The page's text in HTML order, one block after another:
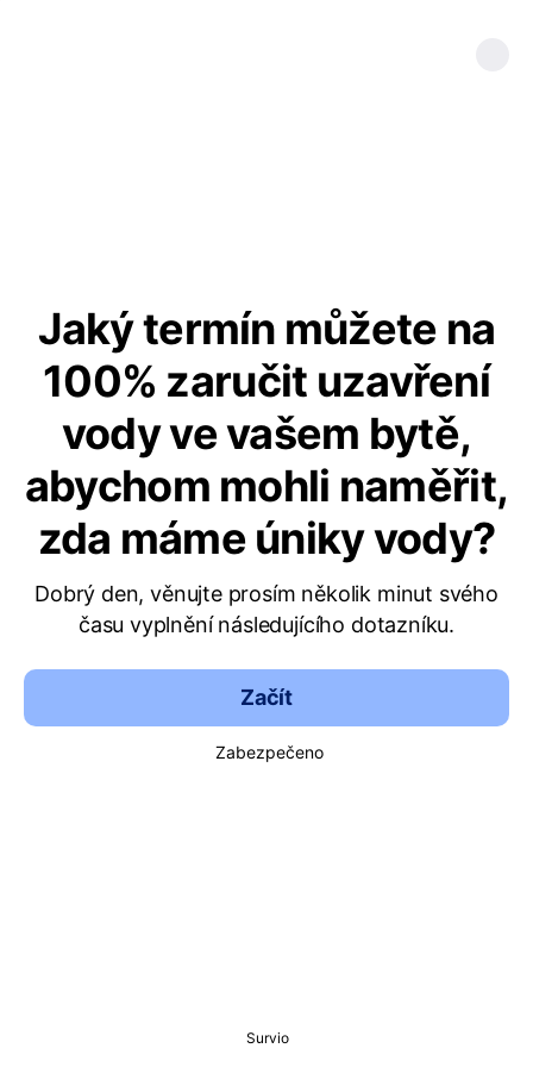
Jaký termín můžete na
100% zaručit uzavření
vody ve vašem bytě,
abychom mohli naměřit,
zda máme úniky vody?
Dobrý den, věnujte prosím několik minut svého
času vyplnění následujícího dotazníku.
Začít
Zabezpečeno
Survio